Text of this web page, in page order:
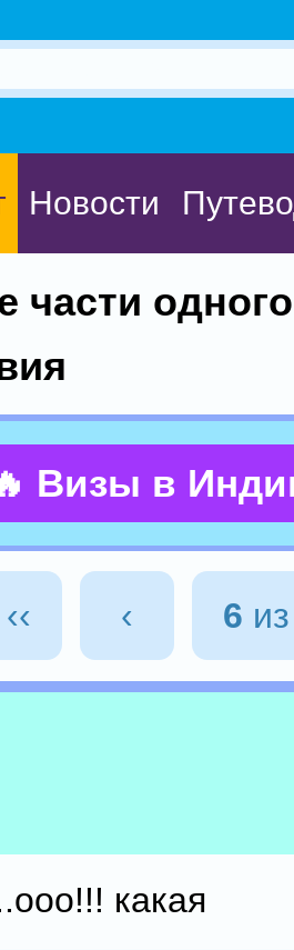
Новости
части одного
Визы в
‹‹ ‹ 6
какая